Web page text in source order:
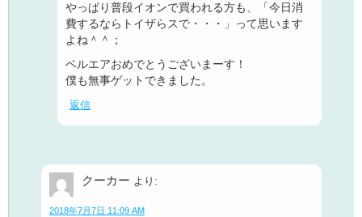
やっぱり普段イオンで買われる方も、「今日消
費するならトイザらスで・・・」って思います
よね＾＾；
ベルエアおめでとうございまーす！
僕も無事ゲットできました。
返信
クーカー より:
2018年7月7日 11:09 AM